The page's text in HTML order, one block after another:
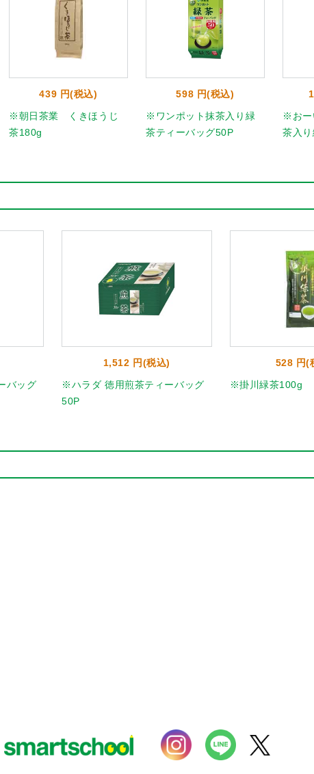
439 円(税込)
※朝日茶業 くきほうじ
茶180g
598 円(税込)
※ワンポット抹茶入り緑
茶ティーバッグ50P
※おー
茶入
バッグ
1,512 円(税込)
※ハラダ 徳用煎茶ティーバッグ
50P
528 円(
※掛川緑茶100g